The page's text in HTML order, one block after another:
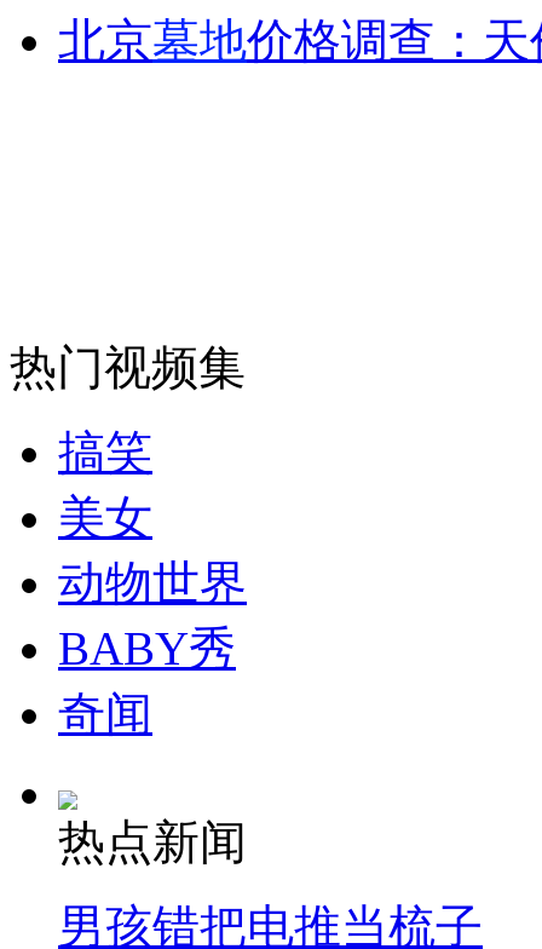
纽约上演“枕头大战”
司机酒驾遇交警 急速倒车逃窜
北京墓地价格调查：
热门视频集
搞笑
美女
动物世界
BABY秀
奇闻
热点新闻
男孩错把电推当梳子